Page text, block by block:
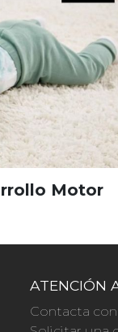
Motor
ATENCIÓN
Contacta